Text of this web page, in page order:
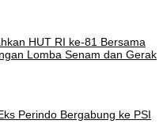
HUT RI ke-81 Bersama
Lomba Senam dan Gerak
Perindo Bergabung ke PSI